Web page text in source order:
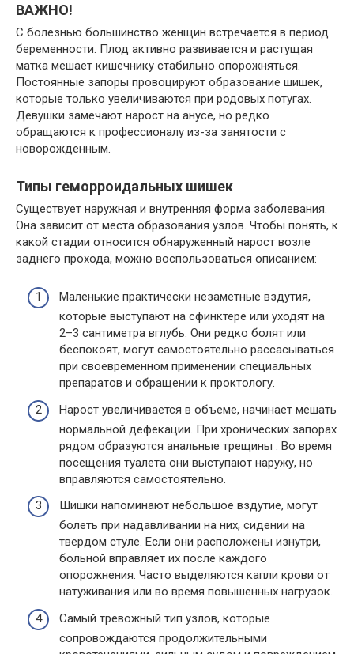
ВАЖНО!
С болезнью большинство женщин встречается в период
беременности. Плод активно развивается и растущая
матка мешает кишечнику стабильно опорожняться.
Постоянные запоры провоцируют образование шишек,
которые только увеличиваются при родовых потугах.
Девушки замечают нарост на анусе, но редко
обращаются к профессионалу из-за занятости с
новорожденным.
Типы геморроидальных шишек
Существует наружная и внутренняя форма заболевания.
Она зависит от места образования узлов. Чтобы понять, к
какой стадии относится обнаруженный нарост возле
заднего прохода, можно воспользоваться описанием:
Маленькие практически незаметные вздутия,
которые выступают на сфинктере или уходят на
2–3 сантиметра вглубь. Они редко болят или
беспокоят, могут самостоятельно рассасываться
при своевременном применении специальных
препаратов и обращении к проктологу.
Нарост увеличивается в объеме, начинает мешать
нормальной дефекации. При хронических запорах
рядом образуются анальные трещины . Во время
посещения туалета они выступают наружу, но
вправляются самостоятельно.
Шишки напоминают небольшое вздутие, могут
болеть при надавливании на них, сидении на
твердом стуле. Если они расположены изнутри,
больной вправляет их после каждого
опорожнения. Часто выделяются капли крови от
натуживания или во время повышенных нагрузок.
Самый тревожный тип узлов, которые
сопровождаются продолжительными